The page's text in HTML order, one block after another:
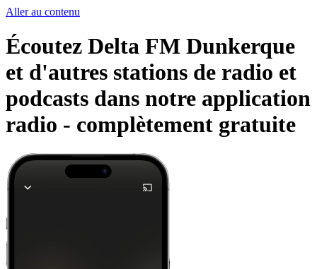
Aller au contenu
Écoutez Delta FM Dunkerque
et d'autres stations de radio et
podcasts dans notre application
radio - complètement gratuite